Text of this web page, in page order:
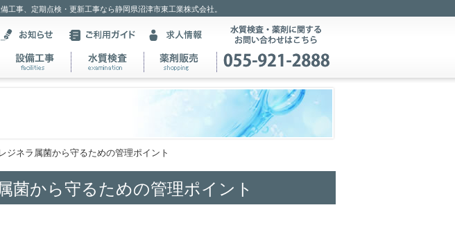
事、定期点検・更新工事なら静岡県沼津市東工業株式会社。
ジネラ属菌から守るための管理ポイント
菌から守るための管理ポイント